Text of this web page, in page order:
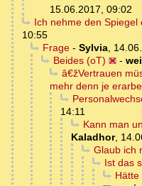
15.06.2017, 09:02
Ich nehme den Spiegel
10:55
Frage- Sylvia,
Beides (oT)
-
â€žVertrauen
mehr denn je
14:11
Kann man
Kaladhor,
Glaub ich
Ist das